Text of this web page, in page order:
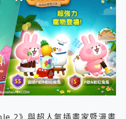
B&O 精品級音響! Home+ 中嘉寬頻 SoundBox 劇院串流盒 開箱 評測
2億 APO蔡司長焦神機降臨~ vivo X200 Pro、vivo X200 就是這麼好拍
EaseUS Vocal Remover 免費線上去聲器一鍵去除人聲 人聲 音樂分離 2024 消除人聲推薦
3 個超值 MHN 飛人工具分享~~ iToolab AnyGo 魔物獵人 Now飛人 ios教學 不出門也可以到處走
Locawhere AnyTo 寶可夢飛人 AnyTo 不出門也可以飛遍全世界
小體積 40000mAh 超大容量 一次充5個設備 充好充滿 CUKTECH 酷態科 300W 微型充電站 開箱 評測
97.3% 恢復率，資料救援就是這麼簡單 EaseUS Data Recovery Wizard Free 18.0.0 業界最好的資料救援軟體
磁碟系統大風吹 有了 磁碟管理程式 EaseUS Partition Master 就是這麼簡單
Xiaomi 14 Ultra 開箱 評測~ 有深度的 Leica 影像旗艦手機! 加碼小旗艦 Xiaomi 14 開箱 評測
2》與超人氣插畫家暨漫畫